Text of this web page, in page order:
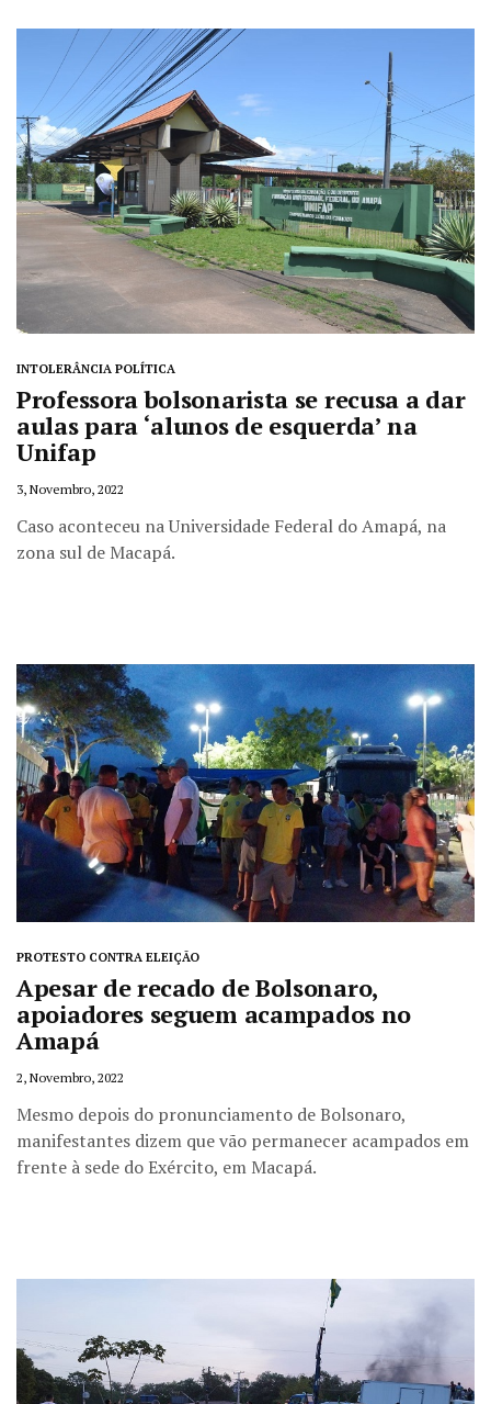
INTOLERÂNCIA POLÍTICA
Professora bolsonarista se recusa a dar
aulas para ‘alunos de esquerda’ na
Unifap
3, Novembro, 2022
Caso aconteceu na Universidade Federal do Amapá, na
zona sul de Macapá.
PROTESTO CONTRA ELEIÇÃO
Apesar de recado de Bolsonaro,
apoiadores seguem acampados no
Amapá
2, Novembro, 2022
Mesmo depois do pronunciamento de Bolsonaro,
manifestantes dizem que vão permanecer acampados em
frente à sede do Exército, em Macapá.